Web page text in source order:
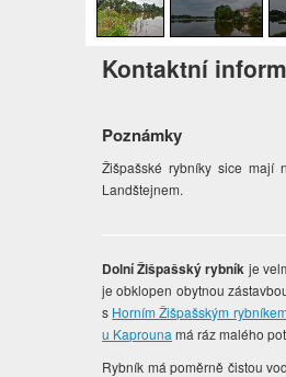
Kontaktní
Poznámky
Žišpašské rybníky sice mají
Landštejnem.
Dolní Žišpašský rybník je
je obklopen obytnou
s Horním Žišpašským
u Kaprouna má ráz malého
Rybník má poměrně čistou